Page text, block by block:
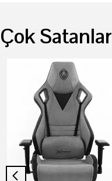
Çok Satanlar